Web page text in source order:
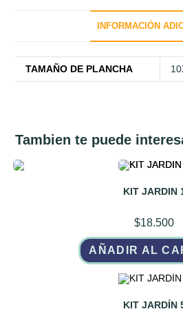
INFORMACIÓN
TAMAÑO DE PLANCHA
Tambien te puede
KIT JARDIN
$18.500
AÑADIR AL
KIT JARDÍN